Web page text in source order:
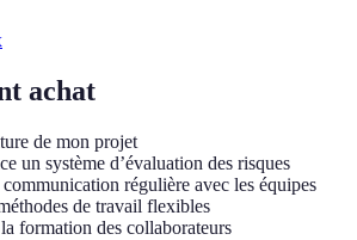
achat
de mon projet
un système d’évaluation des risques
régulière avec les équipes
de travail flexibles
formation des collaborateurs